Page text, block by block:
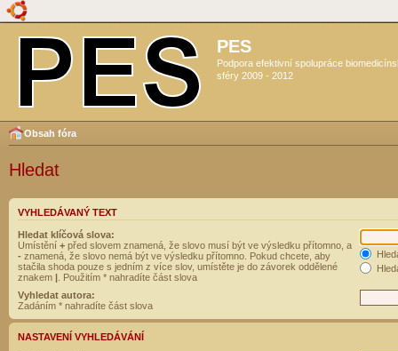
PES
Podpora efektivní spolupráce
sféry 2009 - 2012
Obsah fóra
Hledat
VYHLEDÁVANÝ TEXT
Hledat klíčová slova:
Umístění + před slovem znamená, že slovo musí být ve výsledku přítomno, a
- znamená, že slovo nemá být ve výsledku přítomno. Pokud chcete, aby
stačila shoda pouze s jedním z více slov, umístěte je do závorek oddělené
znakem | . Použitím * nahradíte část slova
Vyhledat autora:
Zadáním * nahradíte část slova
NASTAVENÍ VYHLEDÁVÁNÍ